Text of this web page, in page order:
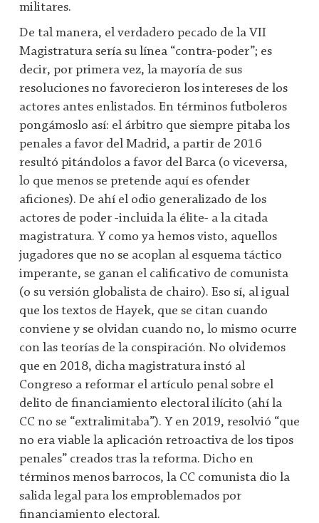
militares.
De tal manera, el verdadero pecado de la VII
Magistratura sería su línea “contra-poder”; es
decir, por primera vez, la mayoría de sus
resoluciones no favorecieron los intereses de los
actores antes enlistados. En términos futboleros
pongámoslo así: el árbitro que siempre pitaba los
penales a favor del Madrid, a partir de 2016
resultó pitándolos a favor del Barca (o viceversa,
lo que menos se pretende aquí es ofender
aficiones). De ahí el odio generalizado de los
actores de poder -incluida la élite- a la citada
magistratura. Y como ya hemos visto, aquellos
jugadores que no se acoplan al esquema táctico
imperante, se ganan el calificativo de comunista
(o su versión globalista de chairo). Eso sí, al igual
que los textos de Hayek, que se citan cuando
conviene y se olvidan cuando no, lo mismo ocurre
con las teorías de la conspiración. No olvidemos
que en 2018, dicha magistratura instó al
Congreso a reformar el artículo penal sobre el
delito de financiamiento electoral ilícito (ahí la
CC no se “extralimitaba”). Y en 2019, resolvió “que
no era viable la aplicación retroactiva de los tipos
penales” creados tras la reforma. Dicho en
términos menos barrocos, la CC comunista dio la
salida legal para los emproblemados por
financiamiento electoral.